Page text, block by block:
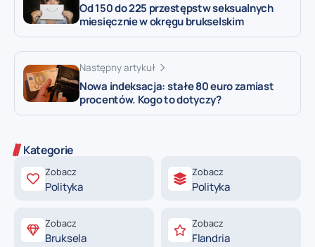
Od 150 do 225 przestępstw seksualnych
miesięcznie w okręgu brukselskim
Następny artykuł
Nowa indeksacja: stałe 80 euro zamiast
procentów. Kogo to dotyczy?
Kategorie
Zobacz
Polityka
Zobacz
Polityka
Zobacz
Bruksela
Zobacz
Flandria